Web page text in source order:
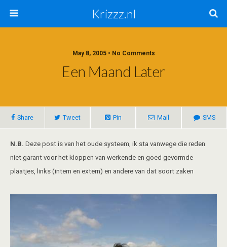
Krizzz.nl
May 8, 2005 • No Comments
Een Maand Later
Share Tweet Pin Mail SMS
N.B. Deze post is van het oude systeem, ik sta vanwege die reden
niet garant voor het kloppen van werkende en goed gevormde
plaatjes, links (intern en extern) en andere van dat soort zaken